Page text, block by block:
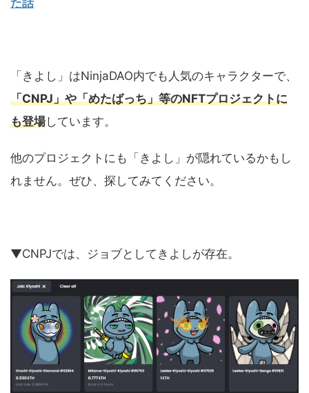
「きよし」はNinjaDAO内でも人気のキャラクターで、
「CNPJ」や「めたばっち」等のNFTプロジェクトに
も登場しています。
他のプロジェクトにも「きよし」が隠れているかもし
れません。ぜひ、探してみてください。
▼CNPJでは、ジョブとしてきよしが存在。